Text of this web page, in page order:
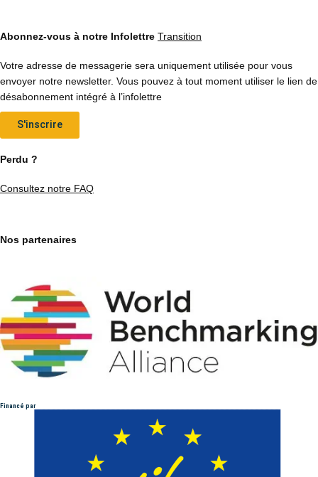
Abonnez-vous à notre Infolettre Transition
Votre adresse de messagerie sera uniquement utilisée pour vous
envoyer notre newsletter. Vous pouvez à tout moment utiliser le lien de
désabonnement intégré à l’infolettre
S'inscrire
Perdu ?
Consultez notre FAQ
Nos partenaires
Financé par